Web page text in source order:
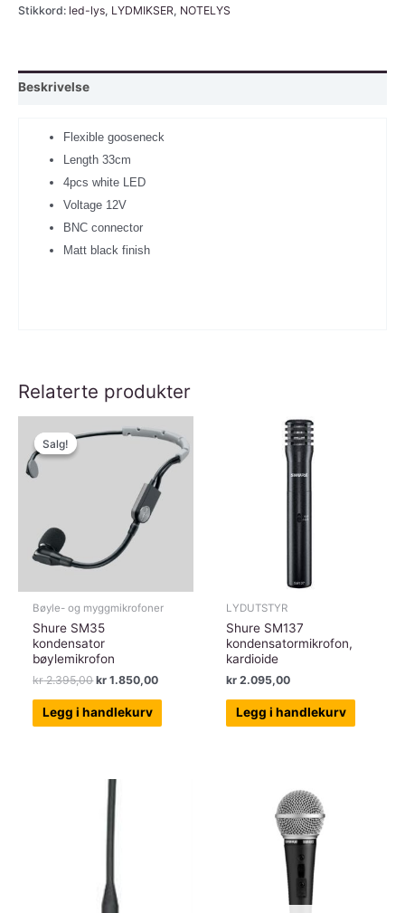
BNC,
med
kobling
Stikkord: led-lys, LYDMIKSER, NOTELYS
Beskrivelse
Flexible gooseneck
Length 33cm
4pcs white LED
Voltage 12V
BNC connector
Matt black finish
Relaterte produkter
Salg!
Salg!
Bøyle- og myggmikrofoner
Shure SM35
kondensator
bøylemikrofon
kr2.395,00Opprinnelig
var:
kr 2.395,00.
kr 1.850,00Nåværende
kr 1.850,00.
Legg i handlekurv
LYDUTSTYR
Shure SM137
kondensatormikrofon,
kardioide
kr 2.095,00
Legg i handlekurv